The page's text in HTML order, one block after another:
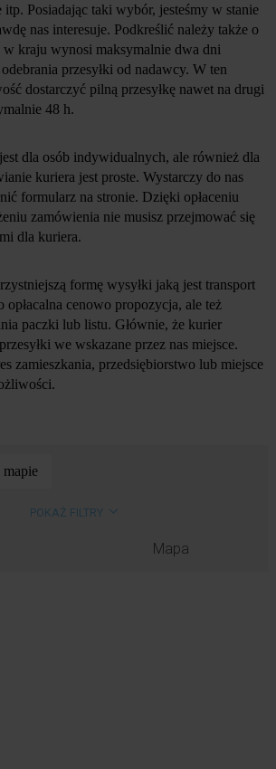
itp. Posiadając taki wybór, jesteśmy w stanie
nas interesuje. Podkreślić należy także o
w kraju wynosi maksymalnie dwa dni
przesyłki od nadawcy. W ten
dostarczyć pilną przesyłkę nawet na drugi
48 h.
dla osób indywidualnych, ale również dla
kuriera jest proste. Wystarczy do nas
formularz na stronie. Dzięki opłaceniu
zamówienia nie musisz przejmować się
dla kuriera.
formę wysyłki jaką jest transport
cenowo propozycja, ale też
paczki lub listu. Głównie, że kurier
we wskazane przez nas miejsce.
zamieszkania, przedsiębiorstwo lub miejsce
mapie